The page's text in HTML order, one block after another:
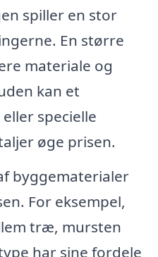
spiller en stor
En større
materiale og
kan et
specielle
øge prisen.
byggematerialer
For eksempel,
træ, mursten
har sine fordele